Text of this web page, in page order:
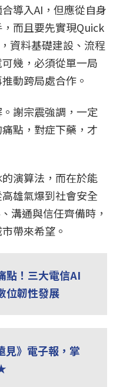
導入AI，但應從自身
而且要先實現Quick
資料基礎建設、流程
幾，必須從單一局
動跨局處合作。
謝宗震強調，一定
點，對症下藥，才
演算法，而在於能
雄氣爆到社會安全
溝通與信任齊備時，
帶來希望。
點！三大電信AI
位韌性發展
見》電子報，掌